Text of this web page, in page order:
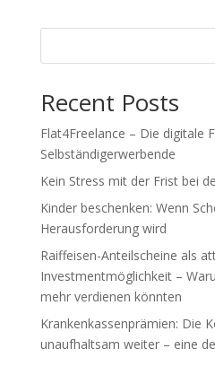
Recent Posts
Flat4Freelance – Die digitale
Selbständigerwerbende
Kein Stress mit der Frist bei
Kinder beschenken: Wenn
Herausforderung wird
Raiffeisen-Anteilscheine als
Investmentmöglichkeit –
mehr verdienen könnten
Krankenkassenprämien: Die
unaufhaltsam weiter – eine